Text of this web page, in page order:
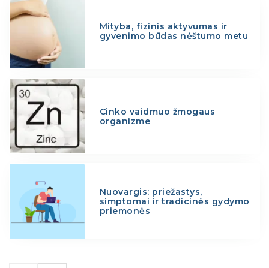
Mityba, fizinis aktyvumas ir
gyvenimo būdas nėštumo metu
Cinko vaidmuo žmogaus
organizme
Nuovargis: priežastys,
simptomai ir tradicinės gydymo
priemonės